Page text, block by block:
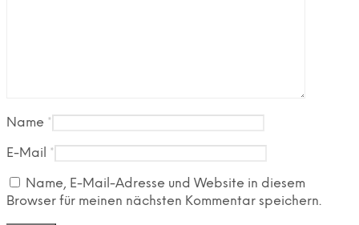
Name *
E-Mail *
Name, E-Mail-Adresse und Website in diesem
Browser für meinen nächsten Kommentar speichern.